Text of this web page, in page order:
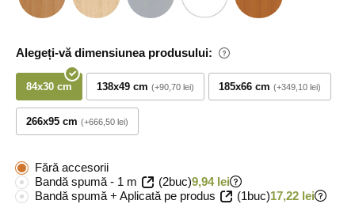
Alegeți-vă dimensiunea produsului:
84x30 cm 138x49 cm +90,70 lei 185x66 cm +349,10 lei
266x95 cm +666,50 lei
Fără accesorii
Bandă spumă - 1 m
(2buc)9,94 lei
Bandă spumă + Aplicată pe produs
(1buc)17,22 lei